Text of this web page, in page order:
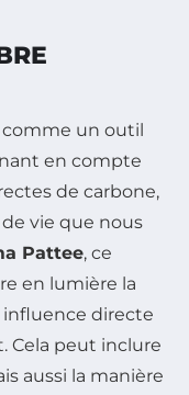
un outil
en compte
de carbone,
de vie que nous
Pattee, ce
en lumière la
directe
Cela peut inclure
aussi la manière